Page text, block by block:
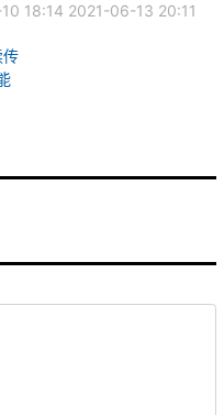
18:14 2021-06-13 20:11
传